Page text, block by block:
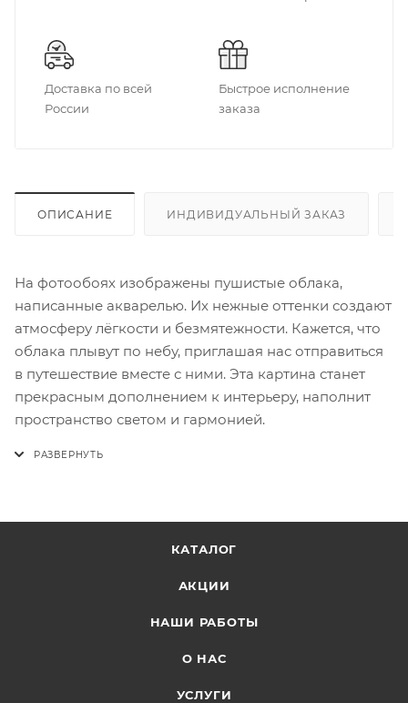
Доставка по всей
России
Быстрое исполнение
заказа
ОПИСАНИЕ ИНДИВИДУАЛЬНЫЙ ЗАКАЗ
На фотообоях изображены пушистые облака,
написанные акварелью. Их нежные оттенки создают
атмосферу лёгкости и безмятежности. Кажется, что
облака плывут по небу, приглашая нас отправиться
в путешествие вместе с ними. Эта картина станет
прекрасным дополнением к интерьеру, наполнит
пространство светом и гармонией.
КАТАЛОГ
АКЦИИ
НАШИ РАБОТЫ
О НАС
УСЛУГИ